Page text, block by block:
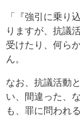
「『強引に乗り
りますが、抗議
受けたり、何ら
ん。
なお、抗議活動
い、間違った、
も、罪に問われ